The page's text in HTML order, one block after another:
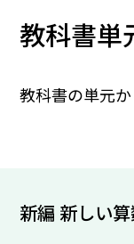
教科書単
教科書の単元か
新編 新しい